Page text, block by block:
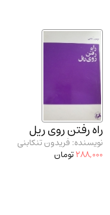
راه رفتن روی ریل
نویسنده: فریدون تنکابنی
288,000تومان